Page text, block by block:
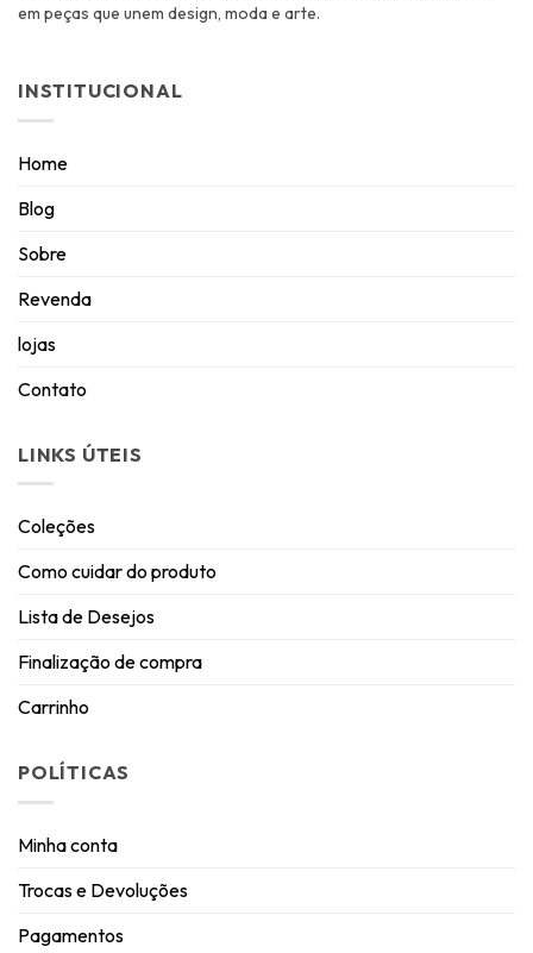
em peças que unem design, moda e arte.
INSTITUCIONAL
Home
Blog
Sobre
Revenda
lojas
Contato
LINKS ÚTEIS
Coleções
Como cuidar do produto
Lista de Desejos
Finalização de compra
Carrinho
POLÍTICAS
Minha conta
Trocas e Devoluções
Pagamentos